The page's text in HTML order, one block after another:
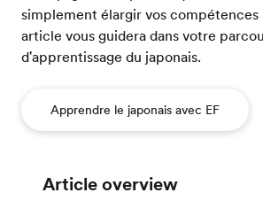
simplement élargir vos
article vous guidera dans votre
d'apprentissage du japonais.
Apprendre le japonais avec EF
Article overview